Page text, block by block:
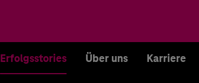
Erfolgsstories Über uns Karriere